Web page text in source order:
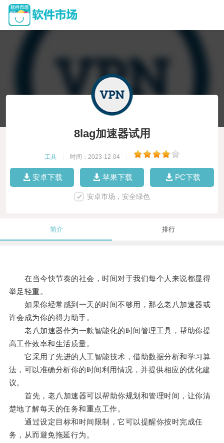
8lag加速器试用
工具 时间：2023-12-04
安卓下载 苹果下载 PC下载
安卓市场，安全绿色
简介 排行
在当今快节奏的社会，时间对于我们每个人来说都显得
举足轻重。
如果你经常感到一天的时间不够用，那么老八加速器或
许会成为你的得力助手。
老八加速器作为一款智能化的时间管理工具，帮助你提
高工作效率和生活质量。
它采用了先进的人工智能技术，借助数据分析和学习算
法，可以准确分析你的时间利用情况，并提供相应的优化建
议。
首先，老八加速器可以帮助你规划和管理时间，让你清
楚地了解每天的任务和重点工作。
通过设定目标和时间限制，它可以提醒你按时完成任
务，从而避免拖延行为。